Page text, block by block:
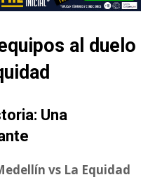
al duelo
Una
vs La Equidad